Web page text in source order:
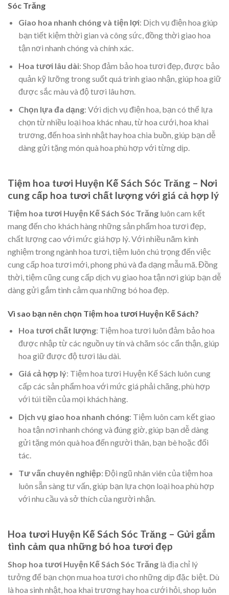
Sóc Trăng
Giao hoa nhanh chóng và tiện lợi: Dịch vụ điện hoa giúp
bạn tiết kiệm thời gian và công sức, đồng thời giao hoa
tận nơi nhanh chóng và chính xác.
Hoa tươi lâu dài: Shop đảm bảo hoa tươi đẹp, được bảo
quản kỹ lưỡng trong suốt quá trình giao nhận, giúp hoa giữ
được sắc màu và độ tươi lâu hơn.
Chọn lựa đa dạng: Với dịch vụ điện hoa, bạn có thể lựa
chọn từ nhiều loại hoa khác nhau, từ hoa cưới, hoa khai
trương, đến hoa sinh nhật hay hoa chia buồn, giúp bạn dễ
dàng gửi tặng món quà hoa phù hợp với từng dịp.
Tiệm hoa tươi Huyện Kế Sách Sóc Trăng – Nơi
cung cấp hoa tươi chất lượng với giá cả hợp lý
Tiệm hoa tươi Huyện Kế Sách Sóc Trăng luôn cam kết
mang đến cho khách hàng những sản phẩm hoa tươi đẹp,
chất lượng cao với mức giá hợp lý. Với nhiều năm kinh
nghiệm trong ngành hoa tươi, tiệm luôn chú trọng đến việc
cung cấp hoa tươi mới, phong phú và đa dạng mẫu mã. Đồng
thời, tiệm cũng cung cấp dịch vụ giao hoa tận nơi giúp bạn dễ
dàng gửi gắm tình cảm qua những bó hoa đẹp.
Vì sao bạn nên chọn Tiệm hoa tươi Huyện Kế Sách?
Hoa tươi chất lượng: Tiệm hoa tươi luôn đảm bảo hoa
được nhập từ các nguồn uy tín và chăm sóc cẩn thận, giúp
hoa giữ được độ tươi lâu dài.
Giá cả hợp lý: Tiệm hoa tươi Huyện Kế Sách luôn cung
cấp các sản phẩm hoa với mức giá phải chăng, phù hợp
với túi tiền của mọi khách hàng.
Dịch vụ giao hoa nhanh chóng: Tiệm luôn cam kết giao
hoa tận nơi nhanh chóng và đúng giờ, giúp bạn dễ dàng
gửi tặng món quà hoa đến người thân, bạn bè hoặc đối
tác.
Tư vấn chuyên nghiệp: Đội ngũ nhân viên của tiệm hoa
luôn sẵn sàng tư vấn, giúp bạn lựa chọn loại hoa phù hợp
với nhu cầu và sở thích của người nhận.
Hoa tươi Huyện Kế Sách Sóc Trăng – Gửi gắm
tình cảm qua những bó hoa tươi đẹp
Shop hoa tươi Huyện Kế Sách Sóc Trăng là địa chỉ lý
tưởng để bạn chọn mua hoa tươi cho những dịp đặc biệt. Dù
là hoa sinh nhật, hoa khai trương hay hoa cưới hỏi, shop luôn